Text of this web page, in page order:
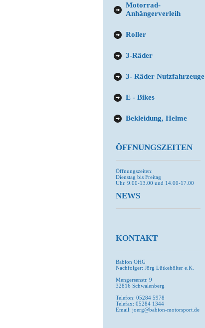
Motorrad-
Anhängerverleih
Roller
3-Räder
3- Räder Nutzfahrzeuge
E - Bikes
Bekleidung, Helme
ÖFFNUNGSZEITEN
Öffnungszeiten:
Dienstag bis Freitag
Uhr. 9.00-13.00 und 14.00-17.00
NEWS
KONTAKT
Babion OHG
Nachfolger: Jörg Lütkehölter e.K.
Mengersenstr. 9
32816 Schwalenberg
Telefon: 05284 5978
Telefax: 05284 1344
Email: joerg@babion-motorsport.de